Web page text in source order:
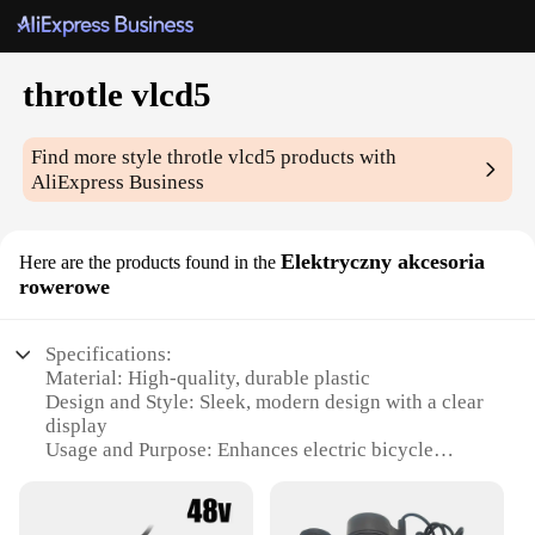
throtle vlcd5
Find more stylethrotle vlcd5 products with
AliExpress Business
Here are the products found in the Elektryczny akcesoria
rowerowe
Specifications:
Material: High-quality, durable plastic
Design and Style: Sleek, modern design with a clear
display
Usage and Purpose: Enhances electric bicycle
Performance and Property: Efficient throttle control
with VLCD5 technology